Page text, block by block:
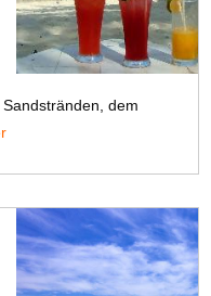
dem